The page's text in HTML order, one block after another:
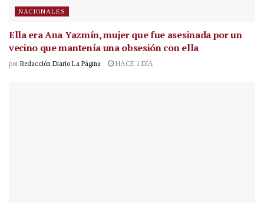
NACIONALES
Ella era Ana Yazmín, mujer que fue asesinada por un
vecino que mantenía una obsesión con ella
por Redacción Diario La Página HACE 1 DÍA